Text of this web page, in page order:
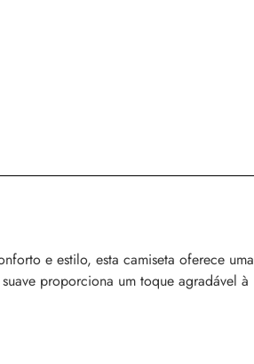
e estilo, esta camiseta oferece uma
proporciona um toque agradável à